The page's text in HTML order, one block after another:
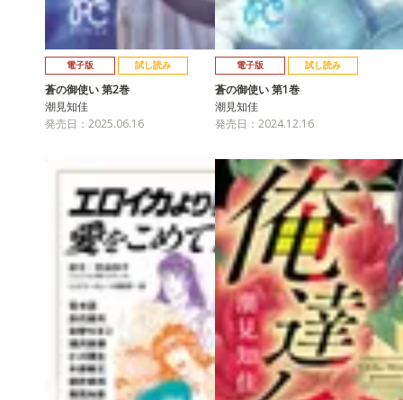
電子版 試し読み
蒼の御使い 第2巻
潮見知佳
発売日：2025.06.16
電子版 試し読み
蒼の御使い 第1巻
潮見知佳
発売日：2024.12.16